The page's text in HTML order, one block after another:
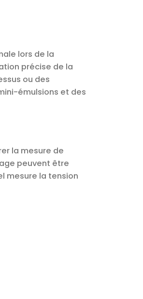
lors de la
précise de la
ou des
émulsions et des
la mesure de
peuvent être
mesure la tension